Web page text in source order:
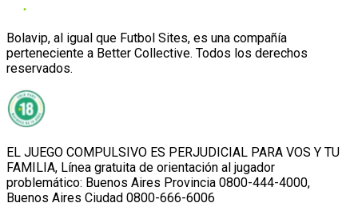
Bolavip, al igual que Futbol Sites, es una compañía
perteneciente a Better Collective. Todos los derechos
reservados.
EL JUEGO COMPULSIVO ES PERJUDICIAL PARA VOS Y TU
FAMILIA, Línea gratuita de orientación al jugador
problemático: Buenos Aires Provincia 0800-444-4000,
Buenos Aires Ciudad 0800-666-6006